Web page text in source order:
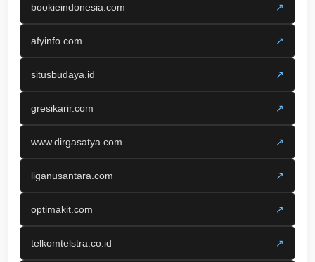
bookieindonesia.com ↗
afyinfo.com ↗
situsbudaya.id ↗
gresikarir.com ↗
www.dirgasatya.com ↗
liganusantara.com ↗
optimakit.com ↗
telkomtelstra.co.id ↗